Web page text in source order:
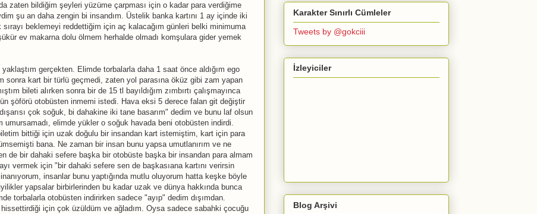
zaten bildiğim şeyleri yüzüme çarpması için o kadar para verdiğime
şu an daha zengin bi insandım. Üstelik banka kartını 1 ay içinde iki
beklemeyi reddettiğim için aç kalacağım günleri belki minimuma
ev makarna dolu ölmem herhalde olmadı komşulara gider yemek
gerçekten. Elimde torbalarla daha 1 saat önce aldığım ego
sonra kart bir türlü geçmedi, zaten yol parasına öküz gibi zam yapan
bileti alırken sonra bir de 15 tl bayıldığım zımbırtı çalışmayınca
şöförü otobüsten inmemi istedi. Hava eksi 5 derece falan git değiştir
çok soğuk, bi dahakine iki tane basarım" dedim ve bunu laf olsun
elimde yükler o soğuk havada beni otobüsten indirdi.
bittiği için uzak doğulu bir insandan kart istemiştim, kart için para
bana. Ne zaman bir insan bunu yapsa umutlanırım ve ne
de bir dahaki sefere başka bir otobüste başka bir insandan para almam
vermek için "bir dahaki sefere sen de başkasıana kartını verirsin
insanlar bunu yaptığında mutlu oluyorum hatta keşke böyle
yapsalar birbirlerinden bu kadar uzak ve dünya hakkında bunca
torbalarla otobüsten indirirken sadece "ayıp" dedim dışımdan.
için çok üzüldüm ve ağladım. Oysa sadece sabahki çocuğu
Karakter Sınırlı Cümleler
Tweets by @gokciii
İzleyiciler
Blog Arşivi